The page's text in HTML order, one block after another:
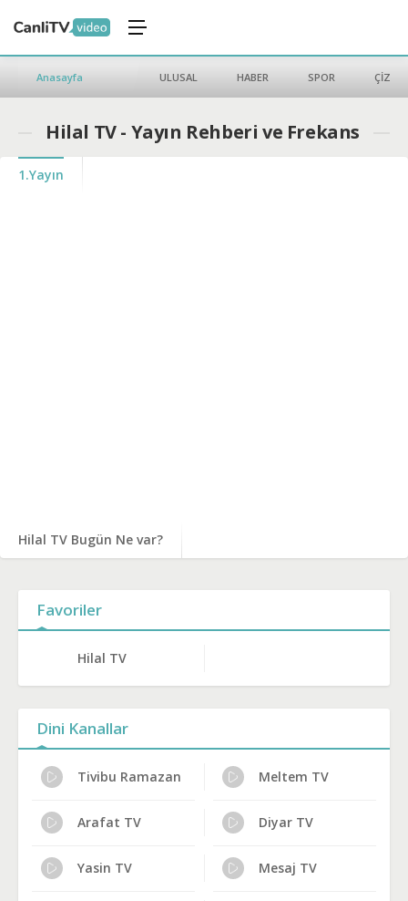
Anasayfa ULUSAL HABER SPOR ÇİZGİ
Hilal TV - Yayın Rehberi ve Frekans
1.Yayın
Hilal TV Bugün Ne var?
Favoriler
Hilal TV
Dini Kanallar
Tivibu Ramazan Meltem TV
Arafat TV Diyar TV
Yasin TV Mesaj TV